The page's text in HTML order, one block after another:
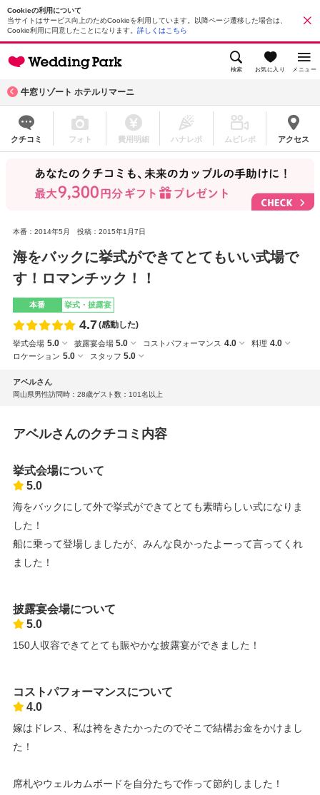
Cookieの利用について
当サイトはサービス向上のためCookieを利用しています。以降ページ遷移した場合は、
Cookie利用に同意したことになります。 詳しくはこちら
検索 お気に入り メニュー
牛窓リゾート ホテルリマーニ
クチコミ フォト 費用明細 ハナレポ ムビレポ アクセス
本番：2014年5月 投稿：2015年1月7日
海をバックに挙式ができてとてもいい式場で
す！ロマンチック！！
本番 挙式・披露宴
4.7(感動した)
挙式会場 5.0 披露宴会場 5.0 コストパフォーマンス 4.0 料理 4.0
ロケーション 5.0 スタッフ 5.0
アベルさん
岡山県男性訪問時：28歳ゲスト数：101名以上
アベルさんのクチコミ内容
挙式会場について
5.0
海をバックにして外で挙式ができてとても素晴らしい式になりま
した！
船に乗って登場しましたが、みんな良かったよーって言ってくれ
ました！
披露宴会場について
5.0
150人収容できてとても賑やかな披露宴ができました！
コストパフォーマンスについて
4.0
嫁はドレス、私は袴をきたかったのでそこで結構お金をかけまし
た！
席札やウェルカムボードを自分たちで作って節約しました！